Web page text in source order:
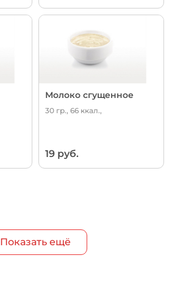
Молоко сгущенное
30 гр., 66 ккал.,
19 руб.
Показать ещё